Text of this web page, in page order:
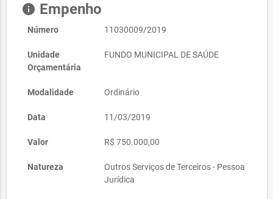
info Empenho
Número 11030009/2019
Unidade
Orçamentária
FUNDO MUNICIPAL DE SAÚDE
Modalidade Ordinário
Data 11/03/2019
Valor R$ 750.000,00
Natureza
Outros Serviços de Terceiros - Pessoa
Jurídica